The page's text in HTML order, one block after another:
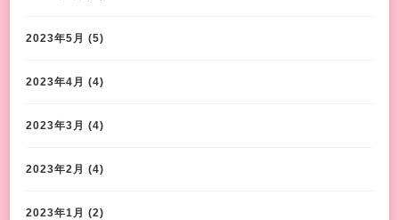
2023年5月 (5)
2023年4月 (4)
2023年3月 (4)
2023年2月 (4)
2023年1月 (2)